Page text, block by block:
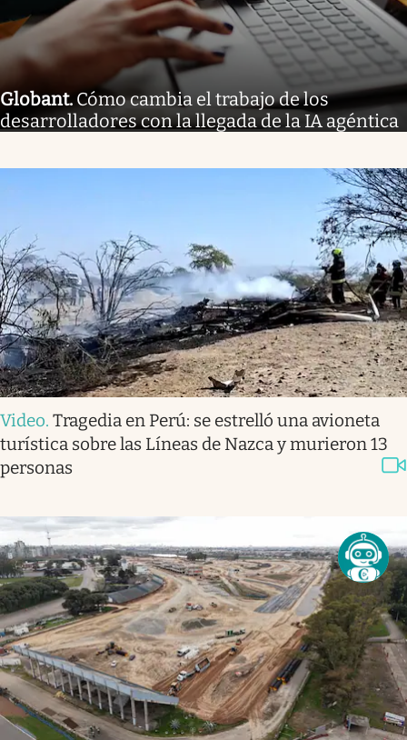
Globant. Cómo cambia el trabajo de los
desarrolladores con la llegada de la IA agéntica
Video. Tragedia en Perú: se estrelló una avioneta
turística sobre las Líneas de Nazca y murieron 13
personas